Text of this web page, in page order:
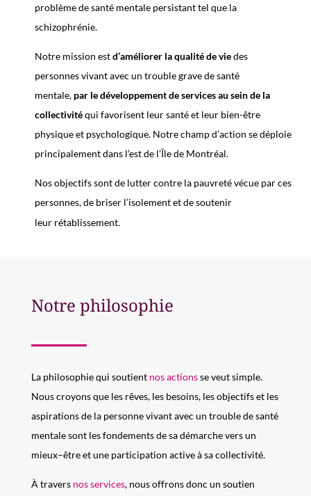
problème de santé mentale persistant tel que la
schizophrénie.
Notre mission estd’améliorer la qualité de viedes
personnes vivant avec un trouble grave de santé
mentale, par le développement de servicesau sein de la
collectivitéqui favorisent leur santé et leur bien-être
physique et psychologique. Notre champ d’action se déploie
principalement dans l’est de l’Île de Montréal.
Nos objectifssont de lutter contre la pauvreté vécue par ces
personnes, de briser l’isolement et de soutenir
leur rétablissement.
Notre philosophie
Laphilosophiequi soutient nos actionsse veut simple.
Nous croyons que les rêves, les besoins, les objectifset les
aspirations de la personnevivant avec un trouble de santé
mentalesont les fondementsde sadémarche vers un
mieux–être et une participation active àsa collectivité.
À travers nos services, nous offronsdonc un soutien